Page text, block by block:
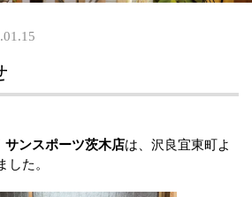
サンスポーツ茨木店は、沢良宜東町よ
た。